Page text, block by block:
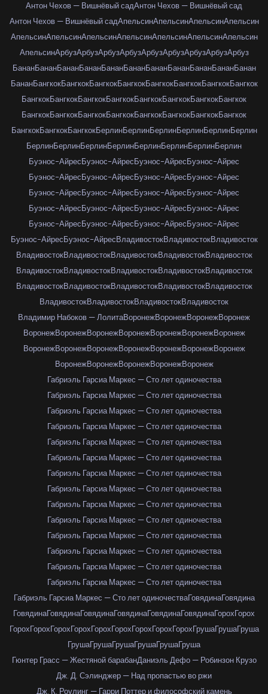
Антон Чехов — Вишнёвый садАнтон Чехов — Вишнёвый сад
Антон Чехов — Вишнёвый садАпельсинАпельсинАпельсинАпельсин
АпельсинАпельсинАпельсинАпельсинАпельсинАпельсинАпельсин
АпельсинАрбузАрбузАрбузАрбузАрбузАрбузАрбузАрбузАрбуз
БананБананБананБананБананБананБананБананБананБананБанан
БананБангкокБангкокБангкокБангкокБангкокБангкокБангкокБангкок
БангкокБангкокБангкокБангкокБангкокБангкокБангкокБангкок
БангкокБангкокБангкокБангкокБангкокБангкокБангкокБангкок
БангкокБангкокБангкокБерлинБерлинБерлинБерлинБерлинБерлин
БерлинБерлинБерлинБерлинБерлинБерлинБерлинБерлин
Буэнос-АйресБуэнос-АйресБуэнос-АйресБуэнос-Айрес
Буэнос-АйресБуэнос-АйресБуэнос-АйресБуэнос-Айрес
Буэнос-АйресБуэнос-АйресБуэнос-АйресБуэнос-Айрес
Буэнос-АйресБуэнос-АйресБуэнос-АйресБуэнос-Айрес
Буэнос-АйресБуэнос-АйресБуэнос-АйресБуэнос-Айрес
Буэнос-АйресБуэнос-АйресВладивостокВладивостокВладивосток
ВладивостокВладивостокВладивостокВладивостокВладивосток
ВладивостокВладивостокВладивостокВладивостокВладивосток
ВладивостокВладивостокВладивостокВладивостокВладивосток
ВладивостокВладивостокВладивостокВладивосток
Владимир Набоков — ЛолитаВоронежВоронежВоронежВоронеж
ВоронежВоронежВоронежВоронежВоронежВоронежВоронеж
ВоронежВоронежВоронежВоронежВоронежВоронежВоронеж
ВоронежВоронежВоронежВоронежВоронеж
Габриэль Гарсиа Маркес — Сто лет одиночества
Габриэль Гарсиа Маркес — Сто лет одиночества
Габриэль Гарсиа Маркес — Сто лет одиночества
Габриэль Гарсиа Маркес — Сто лет одиночества
Габриэль Гарсиа Маркес — Сто лет одиночества
Габриэль Гарсиа Маркес — Сто лет одиночества
Габриэль Гарсиа Маркес — Сто лет одиночества
Габриэль Гарсиа Маркес — Сто лет одиночества
Габриэль Гарсиа Маркес — Сто лет одиночества
Габриэль Гарсиа Маркес — Сто лет одиночества
Габриэль Гарсиа Маркес — Сто лет одиночества
Габриэль Гарсиа Маркес — Сто лет одиночества
Габриэль Гарсиа Маркес — Сто лет одиночества
Габриэль Гарсиа Маркес — Сто лет одиночества
Габриэль Гарсиа Маркес — Сто лет одиночестваГовядинаГовядина
ГовядинаГовядинаГовядинаГовядинаГовядинаГовядинаГорохГорох
ГорохГорохГорохГорохГорохГорохГорохГорохГорохГрушаГрушаГруша
ГрушаГрушаГрушаГрушаГрушаГруша
Гюнтер Грасс — Жестяной барабанДаниэль Дефо — Робинзон Крузо
Дж. Д. Сэлинджер — Над пропастью во ржи
Дж. К. Роулинг — Гарри Поттер и философский камень